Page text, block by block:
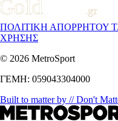
ΠΟΛΙΤΙΚΗ ΑΠΟΡΡΗΤΟΥ
ΧΡΗΣΗΣ
© 2026 MetroSport
ΓΕΜΗ: 059043304000
Built to matter by // Don't